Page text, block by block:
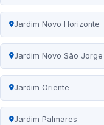
Jardim Novo Horizonte
Jardim Novo São Jorge
Jardim Oriente
Jardim Palmares